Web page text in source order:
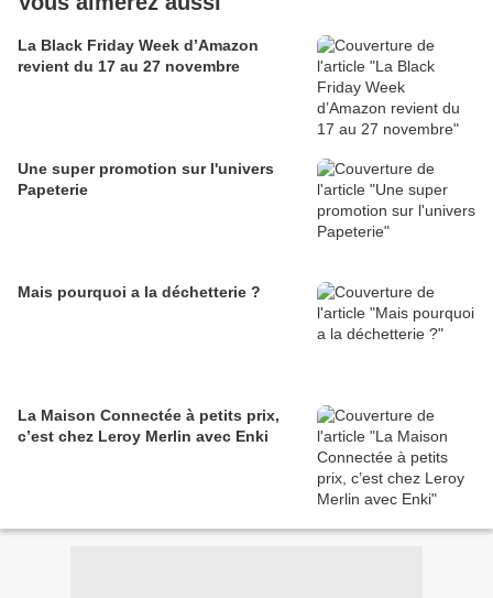
La Black Friday Week d’Amazon
revient du 17 au 27 novembre
Une super promotion sur l'univers
Papeterie
Mais pourquoi a la déchetterie ?
La Maison Connectée à petits prix,
c’est chez Leroy Merlin avec Enki